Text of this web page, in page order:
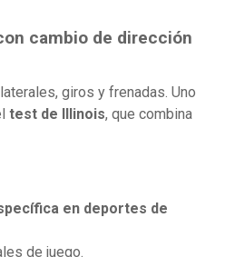
cambio de dirección
giros y frenadas. Uno
test de Illinois, que combina
en deportes de
de juego.